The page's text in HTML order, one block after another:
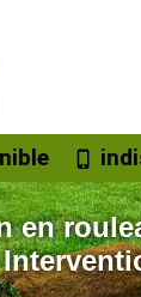
en